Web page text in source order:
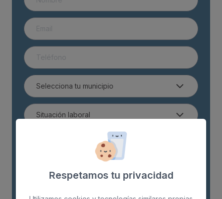
Respetamos tu privacidad